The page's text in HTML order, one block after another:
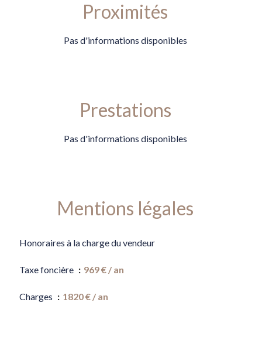
Proximités
Pas d'informations disponibles
Prestations
Pas d'informations disponibles
Mentions légales
Honoraires à la charge du vendeur
Taxe foncière 969 € / an
Charges 1820 € / an